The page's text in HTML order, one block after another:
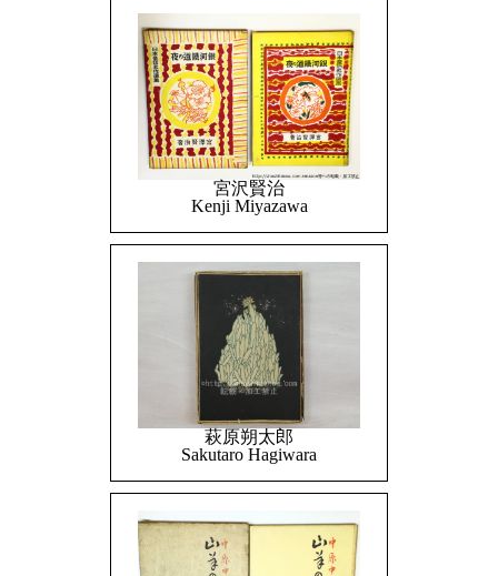
宮沢賢治
Kenji Miyazawa
萩原朔太郎
Sakutaro Hagiwara